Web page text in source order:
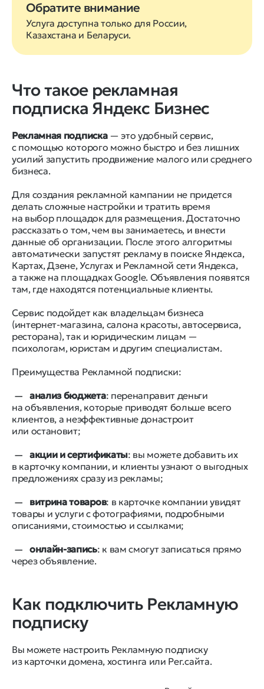
Обратите внимание
Услуга доступна только для России,
Казахстана и Беларуси.
Что такое рекламная
подписка Яндекс Бизнес
Рекламная подписка— это удобный сервис,
с помощью которого можно быстро и без лишних
усилий запустить продвижение малого или среднего
бизнеса.
Для создания рекламной кампании не придется
делать сложные настройки и тратить время
на выбор площадок для размещения. Достаточно
рассказать о том, чем вы занимаетесь, и внести
данные об организации. После этого алгоритмы
автоматически запустят рекламу в поиске Яндекса,
Картах, Дзене, Услугах и Рекламной сети Яндекса,
а также на площадках Google. Объявления появятся
там, где находятся потенциальные клиенты.
Сервис подойдет как владельцам бизнеса
(интернет-магазина, салона красоты, автосервиса,
ресторана), так и юридическим лицам —
психологам, юристам и другим специалистам.
Преимущества Рекламной подписки:
анализ бюджета: перенаправит деньги
на объявления, которые приводят больше всего
клиентов, а неэффективные донастроит
или остановит;
акции и сертификаты: вы можете добавить их
в карточку компании, и клиенты узнают о выгодных
предложениях сразу из рекламы;
витрина товаров: в карточке компании увидят
товары и услуги с фотографиями, подробными
описаниями, стоимостью и ссылками;
онлайн-запись: к вам смогут записаться прямо
через объявление.
Как подключить Рекламную
подписку
Вы можете настроить Рекламную подписку
из карточки домена, хостинга или Рег.сайта.